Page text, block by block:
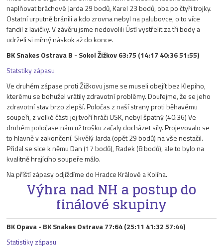
naplňovat bráchové Jarda 29 bodů, Karel 23 bodů, oba po čtyři trojky.
Ostatní urputně bránili a kdo zrovna nebyl na palubovce, o to více
fandil z lavičky. V závěru jsme nedovolili Ústí vystřelit za tři body a
udrželi si mírný náskok až do konce.
BK Snakes Ostrava B - Sokol Žižkov 63:75 (14:17 40:36 51:55)
Statstiky zápasu
Ve druhém zápase proti Žižkovu jsme se museli obejít bez Klepiho,
kterému se bohužel vrátily zdravotní problémy. Doufejme, že se jeho
zdravotní stav brzo zlepší. Poločas z naší strany proti běhavému
soupeři, z velké části jej tvoří hráči USK, nebyl špatný (40:36) Ve
druhém poločase nám už trošku začaly docházet síly. Projevovalo se
to hlavně v zakončení. Skvělý Jarda (opět 29 bodů) na vše nestačil.
Přidal se sice k němu Dan (17 bodů), Radek (8 bodů), ale to bylo na
kvalitně hrajícího soupeře málo.
Na příští zápasy odjíždíme do Hradce Králové a Kolína.
Výhra nad NH a postup do
finálové skupiny
BK Opava - BK Snakes Ostrava 77:64 (25:11 41:32 57:44)
Statistiky zápasu